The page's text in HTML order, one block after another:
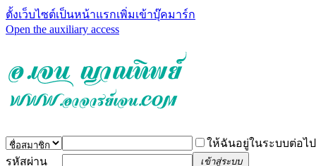
ตั้งเว็บไซต์เป็นหน้าแรกเพิ่มเข้าบุ๊คมาร์ก
Open the auxiliary access
ให้ฉันอยู่ในระบบต่อไป
รหัสผ่าน
เข้าสู่ระบบ